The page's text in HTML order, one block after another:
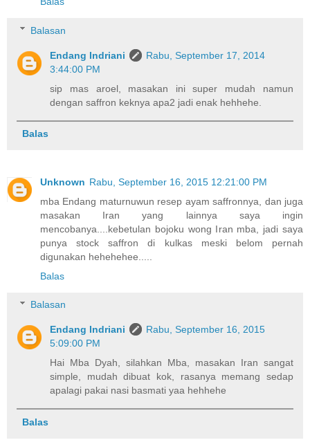
Balasan
Endang Indriani
Rabu, September 17, 2014
3:44:00 PM
sip mas aroel, masakan ini super mudah namun
dengan saffron keknya apa2 jadi enak hehhehe.
Balas
Unknown Rabu, September 16, 2015 12:21:00 PM
mba Endang maturnuwun resep ayam saffronnya, dan juga
masakan Iran yang lainnya saya ingin
mencobanya....kebetulan bojoku wong Iran mba, jadi saya
punya stock saffron di kulkas meski belom pernah
digunakan hehehehee.....
Balas
Balasan
Endang Indriani
Rabu, September 16, 2015
5:09:00 PM
Hai Mba Dyah, silahkan Mba, masakan Iran sangat
simple, mudah dibuat kok, rasanya memang sedap
apalagi pakai nasi basmati yaa hehhehe
Balas